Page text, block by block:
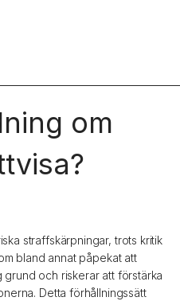
om
straffskärpningar, trots kritik
bland annat påpekat att
och riskerar att förstärka
Detta förhållningssätt